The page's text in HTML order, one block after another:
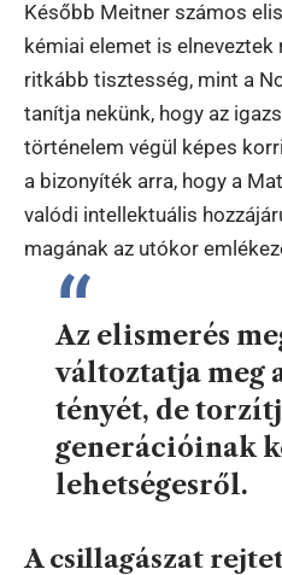
Később Meitner számos
kémiai elemet is
ritkább tisztesség, mint a
tanítja nekünk, hogy az
történelem végül képes
a bizonyíték arra, hogy a
valódi intellektuális
magának az utókor
Az elismerés
változtatja meg
tényét, de
generációinak
lehetségesről.
A csillagászat